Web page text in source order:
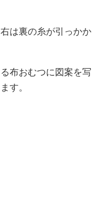
は裏の糸が引っかか
布おむつに図案を写
す。